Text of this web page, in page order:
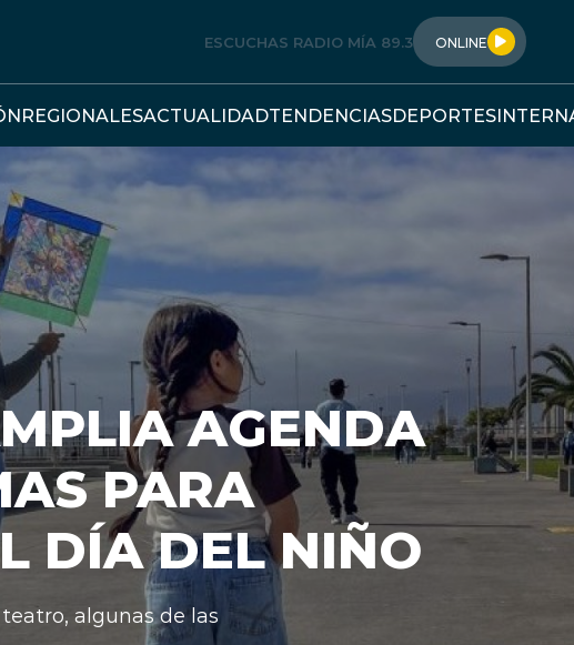
ESCUCHAS RADIO MÍA 89.3 ONLINE
REGIONALESACTUALIDADTENDENCIASDEPORTES
AGENDA
PARA
DÍA DEL NIÑO
algunas de las